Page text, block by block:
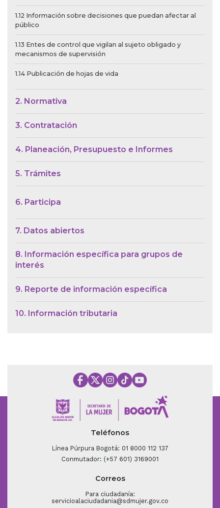
1.12 Información sobre decisiones que puedan afectar al
público
1.13 Entes de control que vigilan al sujeto obligado y
mecanismos de supervisión
1.14 Publicación de hojas de vida
2. Normativa
3. Contratación
4. Planeación, Presupuesto e Informes
5. Trámites
6. Participa
7. Datos abiertos
8. Información específica para grupos de
interés
9. Reporte de información específica
10. Información tributaria
Teléfonos
Línea Púrpura Bogotá: 01 8000 112 137
Conmutador: (+57 601) 3169001
Correos
Para ciudadanía:
servicioalaciudadania@sdmujer.gov.co